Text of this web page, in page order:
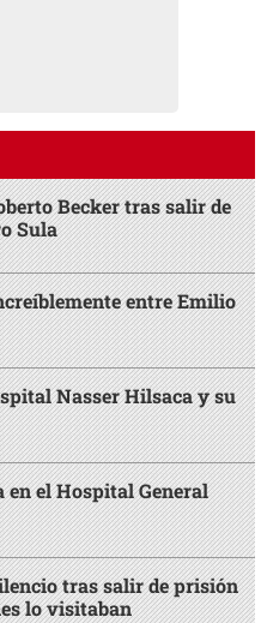
Becker tras salir de
Sula
entre Emilio
Nasser Hilsaca y su
el Hospital General
tras salir de prisión
lo visitaban